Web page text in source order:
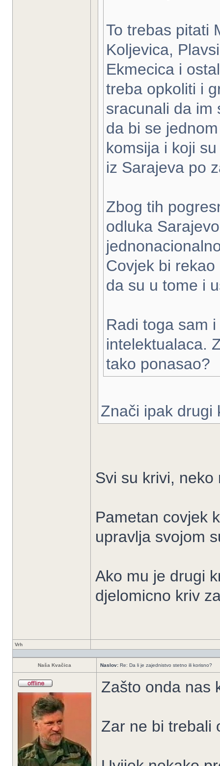
To trebas pitati
Koljevica,
Ekmecica i
treba opkoliti i
sracunali da im
da bi se
komsija i koji
iz Sarajeva po
Zbog tih
odluka
Covjek bi
da su u tome i
Radi toga sam
intelektualaca.
tako ponasao?
Znači ipak drugi
Svi su krivi,
Pametan covjek
upravlja svojom
Ako mu je drugi
djelomicno kriv
Vrh
Naša Kvačica Naslov: Re: Da li je zajednistvo stetno ili korisno?
Zašto onda nas
Zar ne bi trebali